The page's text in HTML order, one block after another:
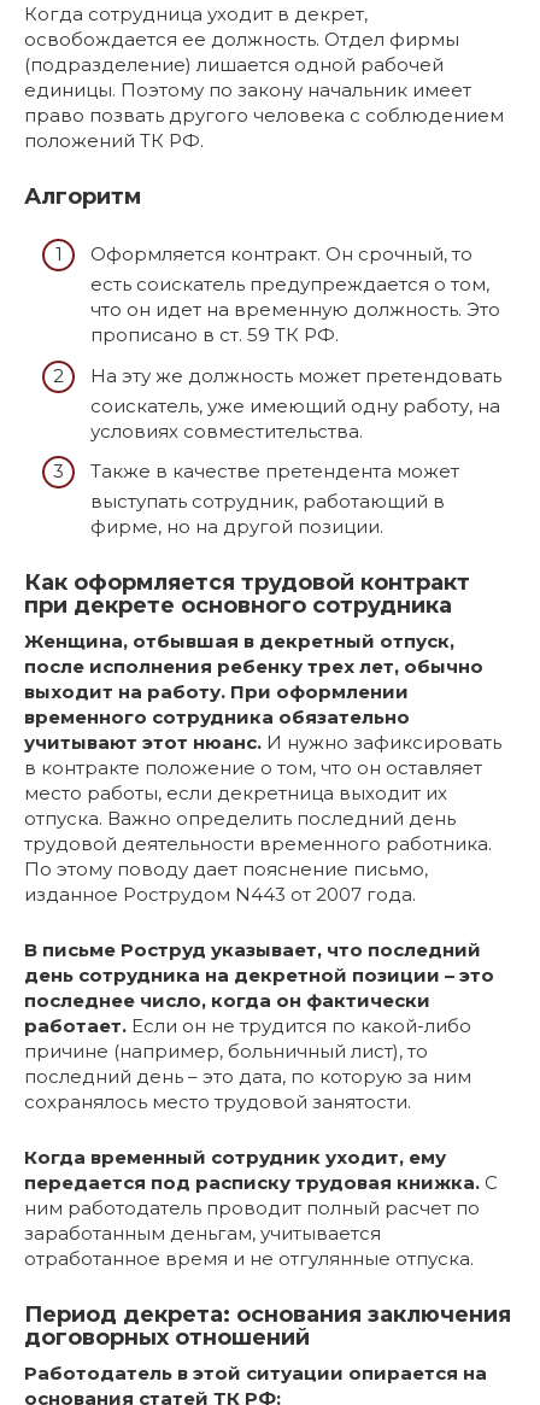
Когда сотрудница уходит в декрет,
освобождается ее должность. Отдел фирмы
(подразделение) лишается одной рабочей
единицы. Поэтому по закону начальник имеет
право позвать другого человека с соблюдением
положений ТК РФ.
Алгоритм
Оформляется контракт. Он срочный, то
есть соискатель предупреждается о том,
что он идет на временную должность. Это
прописано в ст. 59 ТК РФ.
На эту же должность может претендовать
соискатель, уже имеющий одну работу, на
условиях совместительства.
Также в качестве претендента может
выступать сотрудник, работающий в
фирме, но на другой позиции.
Как оформляется трудовой контракт
при декрете основного сотрудника
Женщина, отбывшая в декретный отпуск,
после исполнения ребенку трех лет, обычно
выходит на работу. При оформлении
временного сотрудника обязательно
учитывают этот нюанс. И нужно зафиксировать
в контракте положение о том, что он оставляет
место работы, если декретница выходит их
отпуска. Важно определить последний день
трудовой деятельности временного работника.
По этому поводу дает пояснение письмо,
изданное Рострудом N443 от 2007 года.
В письме Роструд указывает, что последний
день сотрудника на декретной позиции – это
последнее число, когда он фактически
работает. Если он не трудится по какой-либо
причине (например, больничный лист), то
последний день – это дата, по которую за ним
сохранялось место трудовой занятости.
Когда временный сотрудник уходит, ему
передается под расписку трудовая книжка. С
ним работодатель проводит полный расчет по
заработанным деньгам, учитывается
отработанное время и не отгулянные отпуска.
Период декрета: основания заключения
договорных отношений
Работодатель в этой ситуации опирается на
основания статей ТК РФ: